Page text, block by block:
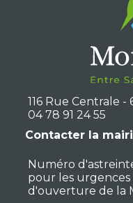
116 Rue Centrale
04 78 91 24 55
Contacter la
Numéro
pour les urgences
d'ouverture de la